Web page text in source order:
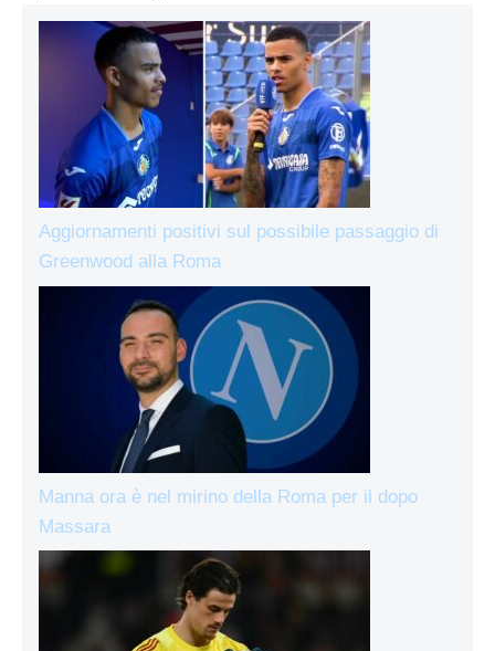
Aggiornamenti positivi sul possibile passaggio di
Greenwood alla Roma
Manna ora è nel mirino della Roma per il dopo
Massara